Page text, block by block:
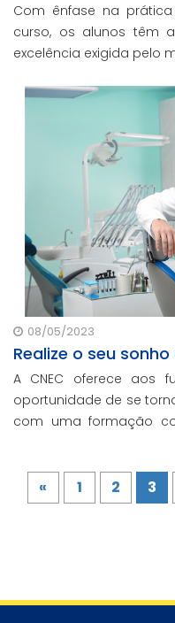
Com ênfase na
curso, os alunos têm
excelência exigida pelo
08/05/2023
Realize o seu
A CNEC oferece aos
oportunidade de se
com uma formação
« 1 2 3